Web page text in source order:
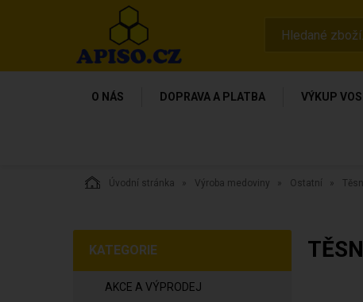
O NÁS DOPRAVA A PLATBA VÝKUP
Úvodní stránka Výroba medoviny Ostatní
KATEGORIE
AKCE A VÝPRODEJ